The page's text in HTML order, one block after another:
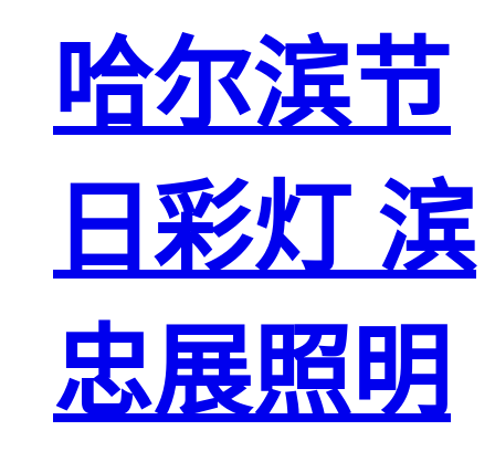
哈尔滨节
日彩灯 滨
忠展照明